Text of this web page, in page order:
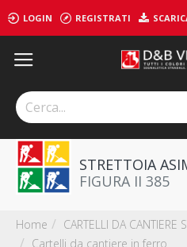
LOGIN REGISTRATI
Home
CARTELLI DA CANTIERE
Cartelli da cantiere in ferro
STRETTOIA
FIGURA II 385